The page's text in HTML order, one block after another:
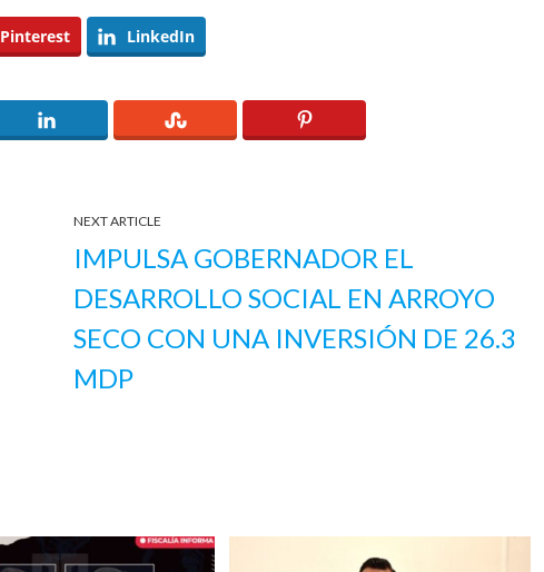
Pinterest LinkedIn
NEXT ARTICLE
IMPULSA GOBERNADOR EL
DESARROLLO SOCIAL EN ARROYO
SECO CON UNA INVERSIÓN DE 26.3
MDP